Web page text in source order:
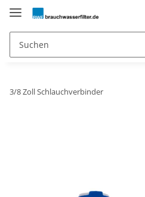
3/8 Zoll Schlauchverbinder